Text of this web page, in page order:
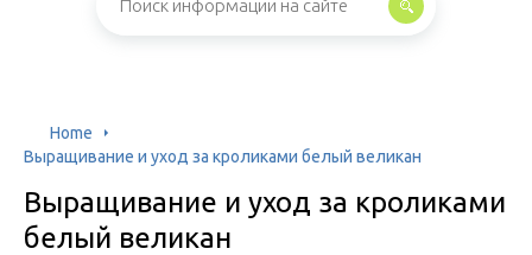
Home
Выращивание и уход за кроликами белый великан
Выращивание и уход за кроликами
белый великан